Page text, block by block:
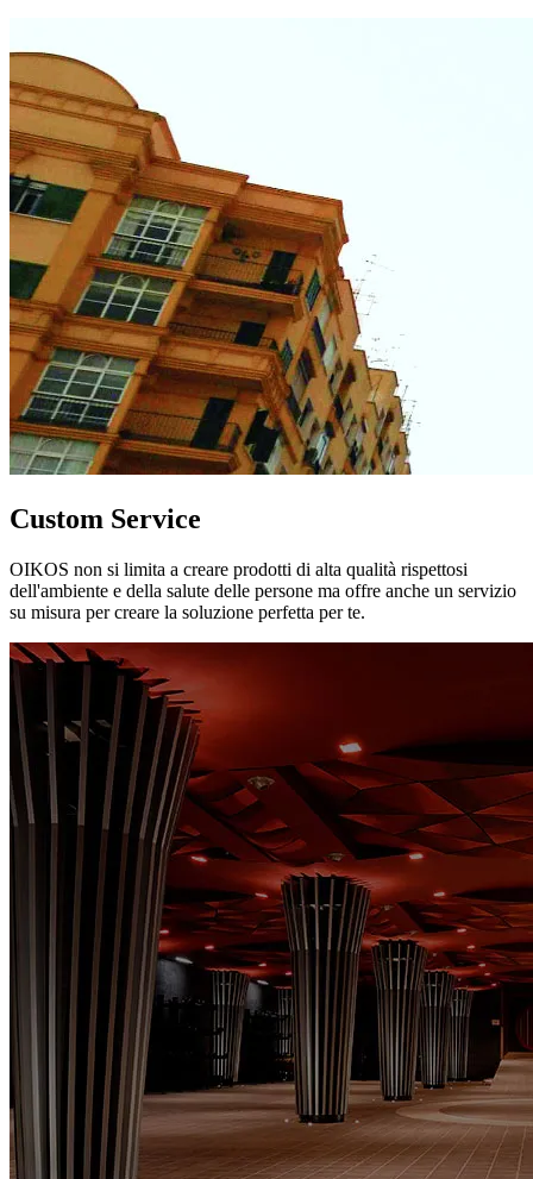
Custom Service
OIKOS non si limita a creare prodotti di alta qualità rispettosi
dell'ambiente e della salute delle persone ma offre anche un servizio
su misura per creare la soluzione perfetta per te.